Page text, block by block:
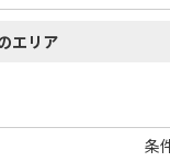
エリア
条